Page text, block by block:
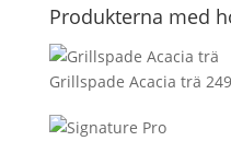
Produkterna med
Grillspade Acacia trä 249